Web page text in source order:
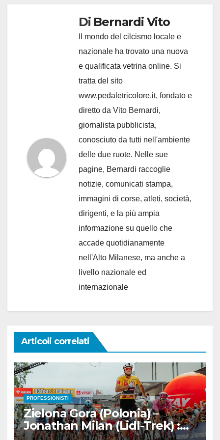
Di Bernardi Vito
Il mondo del cilcismo locale e
nazionale ha trovato una nuova
e qualificata vetrina online. Si
tratta del sito
www.pedaletricolore.it, fondato e
diretto da Vito Bernardi,
giornalista pubblicista,
conosciuto da tutti nell'ambiente
delle due ruote. Nelle sue
pagine, Bernardi raccoglie
notizie, comunicati stampa,
immagini di corse, atleti, società,
dirigenti, e la più ampia
informazione su quello che
accade quotidianamente
nell'Alto Milanese, ma anche a
livello nazionale ed
internazionale
Articoli correlati
PROFESSIONISTI
Zielona Gora (Polonia) –
Jonathan Milan (Lidl-Trek) :